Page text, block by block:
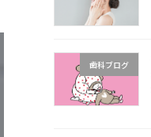
歯科ブログ